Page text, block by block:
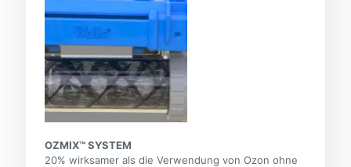
OZMIX™ SYSTEM
20% wirksamer als die Verwendung von Ozon ohne